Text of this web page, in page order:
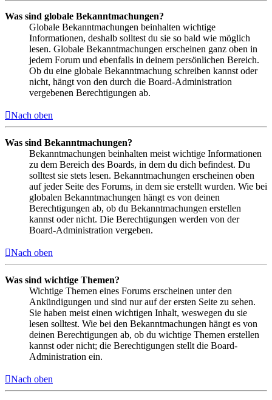
Was sind globale Bekanntmachungen?
Globale Bekanntmachungen beinhalten wichtige
Informationen, deshalb solltest du sie so bald wie möglich
lesen. Globale Bekanntmachungen erscheinen ganz oben in
jedem Forum und ebenfalls in deinem persönlichen Bereich.
Ob du eine globale Bekanntmachung schreiben kannst oder
nicht, hängt von den durch die Board-Administration
vergebenen Berechtigungen ab.
Nach oben
Was sind Bekanntmachungen?
Bekanntmachungen beinhalten meist wichtige Informationen
zu dem Bereich des Boards, in dem du dich befindest. Du
solltest sie stets lesen. Bekanntmachungen erscheinen oben
auf jeder Seite des Forums, in dem sie erstellt wurden. Wie bei
globalen Bekanntmachungen hängt es von deinen
Berechtigungen ab, ob du Bekanntmachungen erstellen
kannst oder nicht. Die Berechtigungen werden von der
Board-Administration vergeben.
Nach oben
Was sind wichtige Themen?
Wichtige Themen eines Forums erscheinen unter den
Ankündigungen und sind nur auf der ersten Seite zu sehen.
Sie haben meist einen wichtigen Inhalt, weswegen du sie
lesen solltest. Wie bei den Bekanntmachungen hängt es von
deinen Berechtigungen ab, ob du wichtige Themen erstellen
kannst oder nicht; die Berechtigungen stellt die Board-
Administration ein.
Nach oben